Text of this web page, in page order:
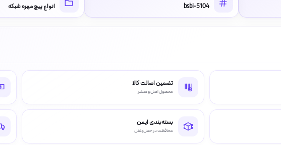
bsbi-5104 انواع پیچ مهره شبکه
تضمین اصالت کالا
محصول اصل و معتبر
بسته‌بندی ایمن
محافظت در حمل‌ونقل